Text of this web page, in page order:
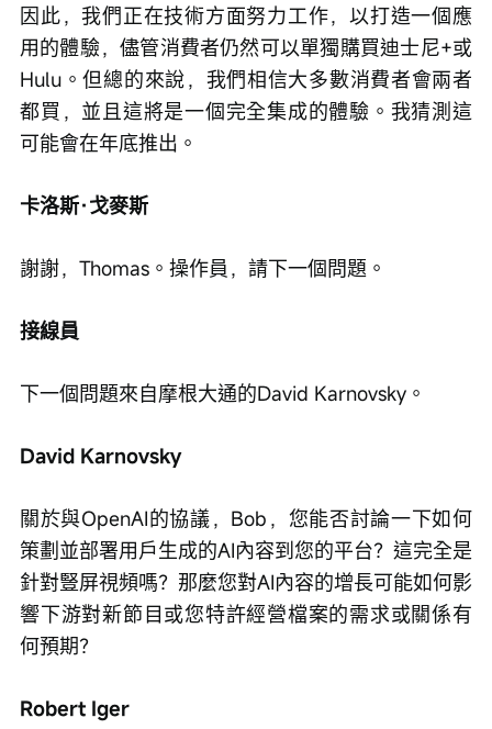
因此，我們正在技術方面努力工作，以打造一個應
用的體驗，儘管消費者仍然可以單獨購買迪士尼+或
Hulu。但總的來說，我們相信大多數消費者會兩者
都買，並且這將是一個完全集成的體驗。我猜測這
可能會在年底推出。
卡洛斯·戈麥斯
謝謝，Thomas。操作員，請下一個問題。
接線員
下一個問題來自摩根大通的David Karnovsky。
David Karnovsky
關於與OpenAI的協議，Bob，您能否討論一下如何
策劃並部署用戶生成的AI內容到您的平台？這完全是
針對豎屏視頻嗎？那麼您對AI內容的增長可能如何影
響下游對新節目或您特許經營檔案的需求或關係有
何預期？
Robert Iger